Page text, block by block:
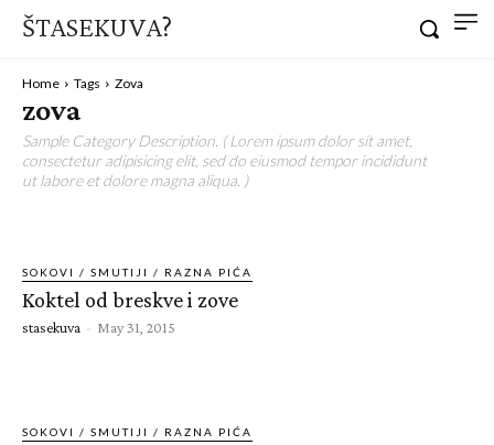
ŠTASEKUVA?
Home Tags Zova
zova
Sample Category Description. ( Lorem ipsum dolor sit amet,
consectetur adipisicing elit, sed do eiusmod tempor incididunt
ut labore et dolore magna aliqua. )
SOKOVI / SMUTIJI / RAZNA PIĆA
Koktel od breskve i zove
stasekuva - May 31, 2015
SOKOVI / SMUTIJI / RAZNA PIĆA